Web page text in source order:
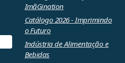
ImãGination
Catálogo 2026 - Imprimindo
o Futuro
Indústria de Alimentação e
Bebidas